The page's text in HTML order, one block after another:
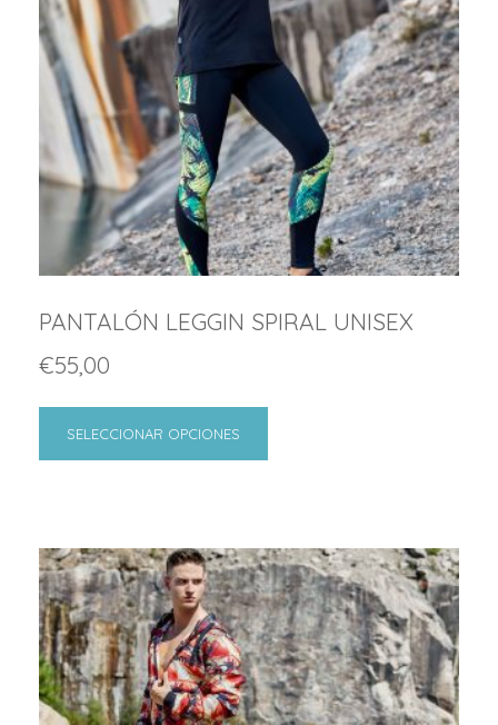
PANTALÓN LEGGIN SPIRAL UNISEX
€55,00
SELECCIONAR OPCIONES